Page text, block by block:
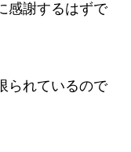
感謝するはずで
られているので